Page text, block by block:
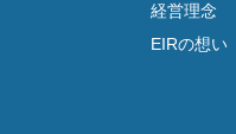
経営理念
EIRの想い